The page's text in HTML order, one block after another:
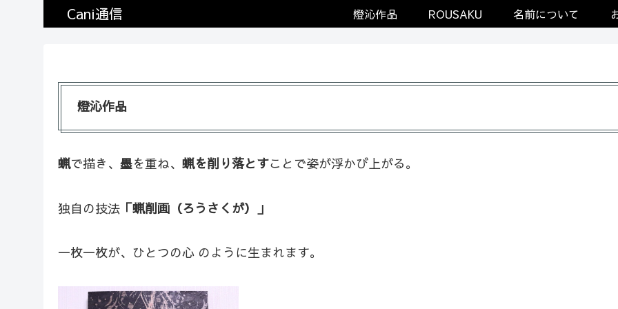
Cani通信 燈沁作品 ROUSAKU 名前について
燈沁作品
蝋で描き、 墨を重ね、 蝋を削り落とすことで姿が浮かび上がる。
独自の技法 「蝋削画（ろうさくが）」
一枚一枚が、ひとつの心 のように生まれます。